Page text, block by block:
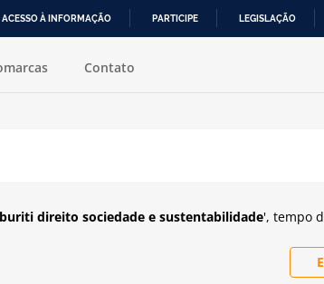
ACESSO À INFORMAÇÃO PARTICIPE LEGISLAÇÃO
Contato
direito sociedade e sustentabilidade', tempo